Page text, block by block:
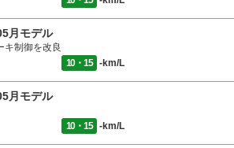
月モデル
キ制御を改良
10・15 -km/L
月モデル
10・15 -km/L